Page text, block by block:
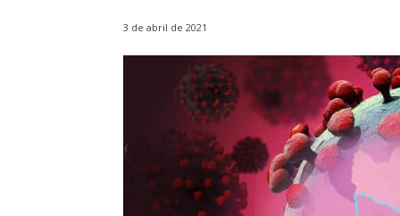
3 de abril de 2021